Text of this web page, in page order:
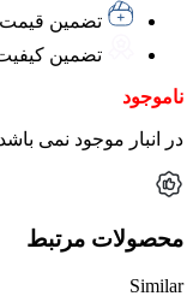
تضمین قیمت
تضمین
ناموجود
در انبار موجود نمی باشد
محصولات مرتبط
Similar